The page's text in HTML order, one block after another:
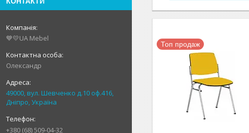
💙💛UA Mebel
Олександр
49000, вул. Шевченко д.10 оф.416,
Дніпро, Україна
+380 (68) 509-04-32
Топ продаж